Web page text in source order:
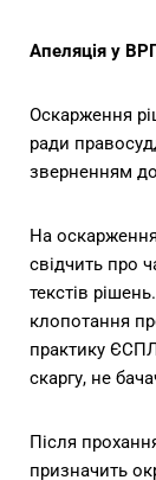
Апеляція у
Оскарження
ради
зверненням
На
свідчить про
текстів
клопотання
практику
скаргу, не
Після
призначить